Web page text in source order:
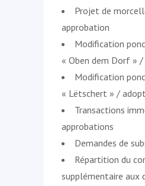
Projet de
approbation
Modification
« Oben dem Dorf »
Modification
« Lëtschert » /
Transactions
approbations
Demandes de
Répartition du
supplémentaire aux